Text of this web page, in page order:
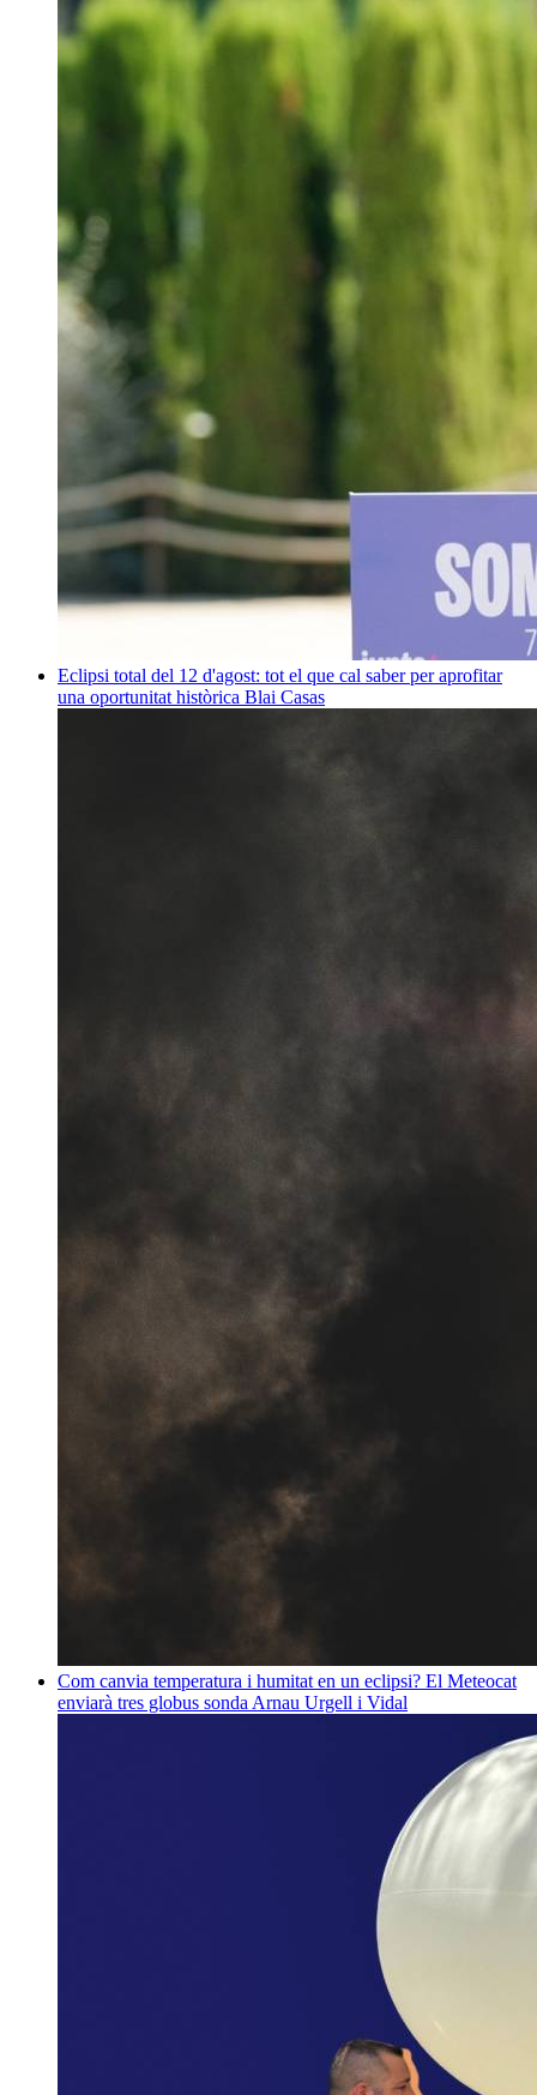
Eclipsi total del 12 d'agost: tot el que cal saber per aprofitar
una oportunitat històrica Blai Casas
Com canvia temperatura i humitat en un eclipsi? El Meteocat
enviarà tres globus sonda Arnau Urgell i Vidal